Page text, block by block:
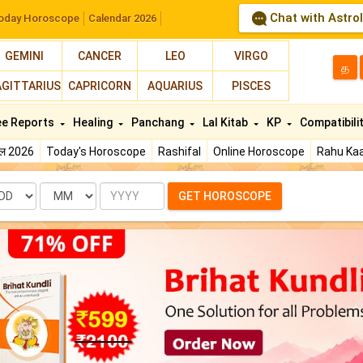
Horoscope Calendar 2026 Chat with
GEMINI CANCER LEO VIRGO
CAPRICORN AQUARIUS PISCES
த
2026 Today's Horoscope Rashifal Online Horoscope Rahu
Reports Healing Panchang Lal Kitab KP
Month Year GET HOROSCOPE